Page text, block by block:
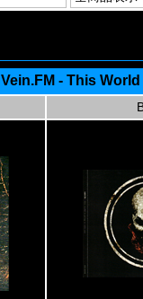
Vein.FM - This